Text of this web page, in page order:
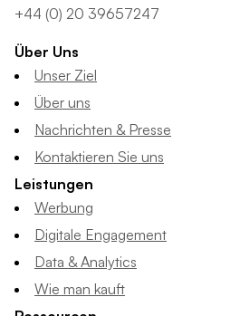
+44 (0) 20 39657247
Über Uns
Unser Ziel
Über uns
Nachrichten & Presse
Kontaktieren Sie uns
Leistungen
Werbung
Digitale Engagement
Data & Analytics
Wie man kauft